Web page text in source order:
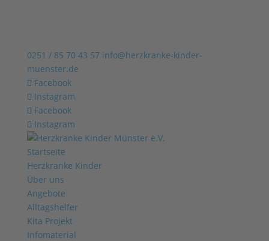
0251 / 85 70 43 57 info@herzkranke-kinder-
muenster.de
Facebook
Instagram
Facebook
Instagram
Startseite
Herzkranke Kinder
Über uns
Angebote
Alltagshelfer
Kita Projekt
Infomaterial